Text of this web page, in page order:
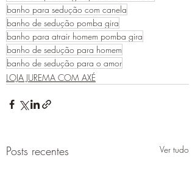
banho para sedução com canela
banho de sedução pomba gira
banho para atrair homem pomba gira
banho de sedução para homem
banho de sedução para o amor
LOJA JUREMA COM AXÉ
Posts recentes Ver tudo